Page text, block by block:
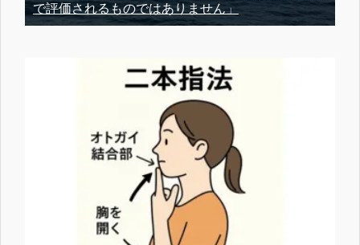
で評価されるものではありません」